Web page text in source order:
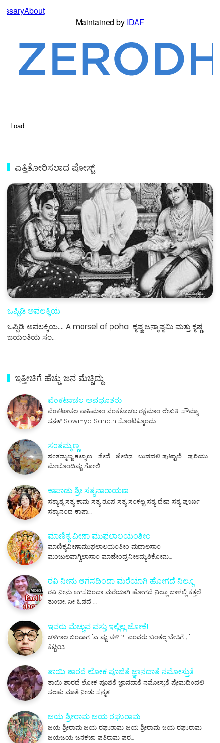
Load
ಎತ್ತಿತೋರಿಸಲಾದ ಪೋಸ್ಟ್
ಒಪ್ಪಿಡಿ ಅವಲಕ್ಕಿಯ
ಒಪ್ಪಿಡಿ ಅವಲಕ್ಕಿಯ.... A morsel of poha ಕೃಷ್ಣ ಜನ್ಮಾಷ್ಟಮಿ ಮತ್ತು ಕೃಷ್ಣ
ಜಯಂತಿಯ ಸಂ…
ಇತ್ತೀಚಿಗೆ ಹೆಚ್ಚು ಜನ ಮೆಚ್ಚಿದ್ದು
ವೆಂಕಟಾಚಲ ಅವಧೂತರು
ವೆಂಕಟಾಚಲ ಪಾಹಿಮಾಂ ವೆಂಕಟಾಚಲ ರಕ್ಷಮಾಂ ಲೇಖಕಿ: ಸೌಮ್ಯಾ
ಸನತ್ Sowmya Sanath ಸೊಂಟಕ್ಕೊಂದು …
ಸಂತಮ್ಮಣ್ಣ
ಸಂತಮ್ಮಣ್ಣ ಕಲ್ಯಾಣ ಸೇವೆ ಜೇಬಿನ ಬುಡದಲಿ ಪುಟ್ಟಾಣಿ ಪುರಿಯು
ಮೇಲೊಂದಿಷ್ಟು ಗೋಲಿ…
ಕಾಪಾಡು ಶ್ರೀ ಸತ್ಯನಾರಾಯಣ
ಸತ್ಯಾತ್ಮ ಸತ್ಯ ಕಾಮ ಸತ್ಯ ರೂಪ ಸತ್ಯ ಸಂಕಲ್ಪ ಸತ್ಯ ದೇವ ಸತ್ಯ ಪೂರ್ಣ
ಸತ್ಯಾನಂದ ಕಾಪಾ…
ಮಾಣಿಕ್ಯ ವೀಣಾ ಮುಫಲಾಲಯಂತೀಂ
ಮಾಣಿಕ್ಯವೀಣಾಮುಫಲಾಲಯಂತೀಂ ಮದಾಲಸಾಂ
ಮಂಜುಲವಾಗ್ವಿಲಾಸಾಂ ಮಾಹೇಂದ್ರನೀಲದ್ಯುತಿಕೋಮ…
ರವಿ ನೀನು ಆಗಸದಿಂದಾ ಮರೆಯಾಗಿ ಹೋಗದೆ ನಿಲ್ಲೂ
ರವಿ ನೀನು ಆಗಸದಿಂದಾ ಮರೆಯಾಗಿ ಹೋಗದೆ ನಿಲ್ಲೂ ಬಾಳಲ್ಲಿ ಕತ್ತಲೆ
ತುಂಬೀ, ನೀ ಓಡದೆ …
ಇವರು ಮೆಚ್ಚುವ ವಸ್ತು ಇಲ್ಲಿಲ್ಲ ಜೋಕೆ!
ಚಳಿಗಾಲ ಬಂದಾಗ 'ಎ ಷ್ಟು ಚಳಿ ?' ಎಂದರು ಬಂತಲ್ಲ ಬೇಸಿಗೆ , '
ಕೆಟ್ಟಬಿಸಿ…
ತಾಯಿ ಶಾರದೆ ಲೋಕ ಪೂಜಿತೆ ಜ್ಞಾನದಾತೆ ನಮೋಸ್ತುತೆ
ತಾಯಿ ಶಾರದೆ ಲೋಕ ಪೂಜಿತೆ ಜ್ಞಾನದಾತೆ ನಮೋಸ್ತುತೆ ಪ್ರೇಮದಿಂದಲಿ
ಸಲಹು ಮಾತೆ ನೀಡು ಸನ್ಮತ…
ಜಯ ಶ್ರೀರಾಮ ಜಯ ರಘುರಾಮ
ಜಯ ಶ್ರೀರಾಮ ಜಯ ರಘುರಾಮ ಜಯ ಶ್ರೀರಾಮ ಜಯ ರಘುರಾಮ
ಜಯಜಯ ಜನಕಜಾ ಪತಿರಾಮ ಪರ…